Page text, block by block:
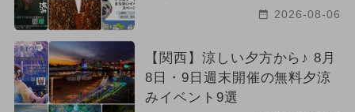
2026-08-06
【関西】涼しい夕方から♪ 8月
8日・9日週末開催の無料夕涼
みイベント9選